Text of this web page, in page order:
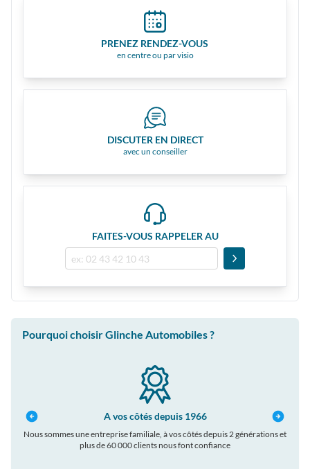
PRENEZ RENDEZ-VOUS
en centre ou par visio
DISCUTER EN DIRECT
avec un conseiller
FAITES-VOUS RAPPELER AU
Pourquoi choisir Glinche Automobiles ?
A vos côtés depuis 1966
Nous sommes une entreprise familiale, à vos côtés depuis 2 générations et
plus de 60 000 clients nous font confiance